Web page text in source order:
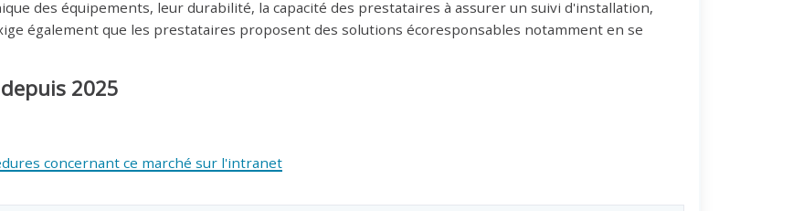
des équipements, leur durabilité, la capacité des prestataires à assurer un suivi d'installation,
également que les prestataires proposent des solutions écoresponsables notamment en se
2025
concernant ce marché sur l'intranet